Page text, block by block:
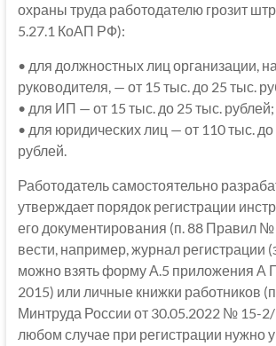
охраны труда работодателю грозит
5.27.1 КоАП РФ):
• для должностных лиц организации,
руководителя, — от 15 тыс. до 25 тыс.
• для ИП — от 15 тыс. до 25 тыс. рублей;
• для юридических лиц — от 110 тыс.
рублей.
Работодатель самостоятельно
утверждает порядок регистрации
его документирования (п. 88 Правил
вести, например, журнал регистрации
можно взять форму А.5 приложения А
2015) или личные книжки работников
Минтруда России от 30.05.2022 № 15-
любом случае при регистрации нужно